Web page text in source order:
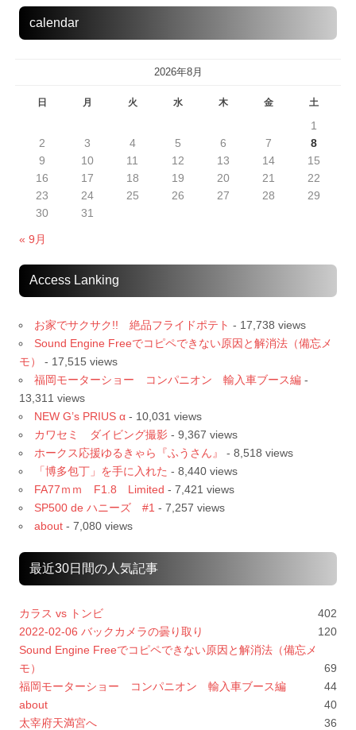
calendar
2026年8月
日 月 火 水 木 金 土
« 9月
1
2
3 4 5 6 7
8
9
10 11 12 13 14
15
16
17 18 19 20 21
22
23
24 25 26 27 28
29
30
31
Access Lanking
お家でサクサク!! 絶品フライドポテト - 17,738 views
Sound Engine Freeでコピペできない原因と解消法（備忘メ
モ）
- 17,515 views
福岡モーターショー コンパニオン 輸入車ブース編 -
13,311 views
NEW G’s PRIUS α - 10,031 views
カワセミ ダイビング撮影 - 9,367 views
ホークス応援ゆるきゃら『ふうさん』
- 8,518 views
「博多包丁」を手に入れた - 8,440 views
FA77ｍｍ F1.8 Limited - 7,421 views
SP500 de ハニーズ #1 - 7,257 views
about - 7,080 views
最近30日間の人気記事
カラス vs トンビ
402
2022-02-06 バックカメラの曇り取り
120
Sound Engine Freeでコピペできない原因と解消法（備忘メ
モ）
69
福岡モーターショー コンパニオン 輸入車ブース編
44
about
40
太宰府天満宮へ
36